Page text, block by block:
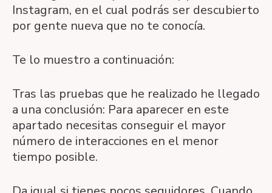
Instagram, en el cual podrás ser descubierto
por gente nueva que no te conocía.
Te lo muestro a continuación:
Tras las pruebas que he realizado he llegado
a una conclusión: Para aparecer en este
apartado necesitas conseguir el mayor
número de interacciones en el menor
tiempo posible.